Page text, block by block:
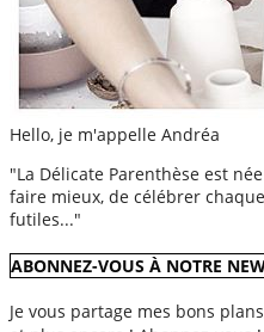
Hello, je m'appelle Andréa
"La Délicate Parenthèse est
faire mieux, de célébrer
futiles..."
ABONNEZ-VOUS À NOTRE
Je vous partage mes bons